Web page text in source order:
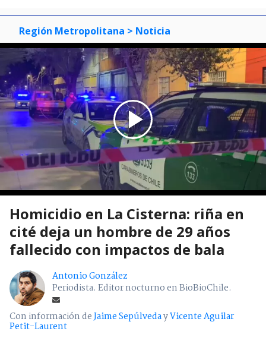
Región Metropolitana > Noticia
Homicidio en La Cisterna: riña en
cité deja un hombre de 29 años
fallecido con impactos de bala
Antonio González
Periodista. Editor nocturno en BioBioChile.
Con información deJaime SepúlvedayVicente Aguilar
Petit-Laurent